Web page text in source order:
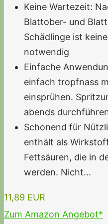
Keine Wartezeit:
Blattober- und
Schädlinge ist
notwendig
Einfache
einfach tropfnass
einsprühen.
abends
Schonend für
enthält als
Fettsäuren, die in
werden. Nicht...
11,89 EUR
Zum Amazon Angebot*